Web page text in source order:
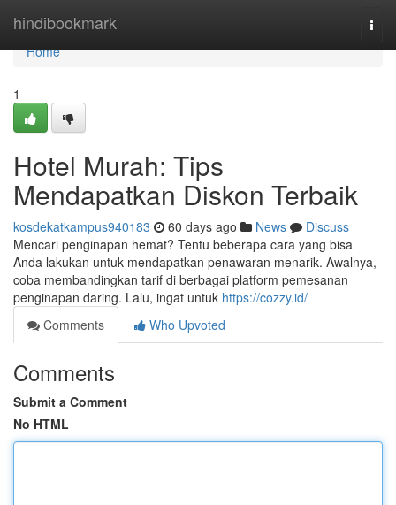
hindibookmark
Home
Home
1
Hotel Murah: Tips
Mendapatkan Diskon Terbaik
kosdekatkampus940183 60 days ago News
Discuss
Mencari penginapan hemat? Tentu beberapa cara yang bisa
Anda lakukan untuk mendapatkan penawaran menarik. Awalnya,
coba membandingkan tarif di berbagai platform pemesanan
penginapan daring. Lalu, ingat untuk https://cozzy.id/
Comments
Who Upvoted
Comments
Submit a Comment
No HTML